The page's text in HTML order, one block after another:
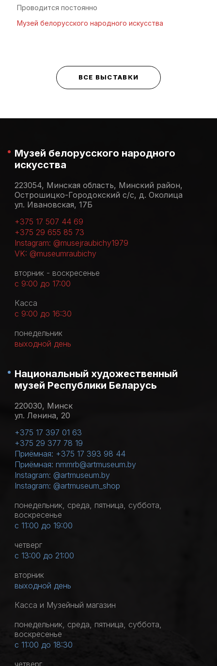
Проводится постоянно
Музей белорусского народного искусства
ВСЕ ВЫСТАВКИ
Музей белорусского народного
искусства
223054, Минская область, Минский район,
Острошицко-Городокский с/с, д. Околица
ул. Ивановская, 17Б
+375 17 507 44 69
+375 29 655 85 73
Instagram: @musejraubichy1979
VK: @museumraubichy
вторник - воскресенье
с 9:00 до 17:00
Касса
с 9:00 до 16:30
понедельник
выходной день
Национальный художественный
музей Республики Беларусь
220030, Минск
ул. Ленина, 20
+375 17 397 01 63
+375 29 377 78 19
Приёмная: +375 17 393 98 44
Приёмная: nmmrb@artmuseum.by
Instagram: @artmuseum.by
Instagram: @artmuseum_shop
понедельник, среда, пятница, суббота,
воскресенье
с 11:00 до 19:00
четверг
с 13:00 до 21:00
вторник
выходной день
Касса и Музейный магазин
понедельник, среда, пятница, суббота,
воскресенье
с 11:00 до 18:30
четверг